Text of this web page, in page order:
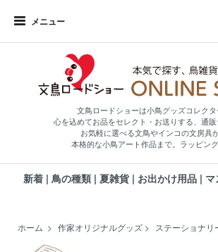
メニュー
文鳥ロードショーは小鳥グッズコレク
心を込めてお品をセレクト・お送りする、通販
お気軽に選べる文鳥やインコの文房具か
本格的な小鳥アート作品まで。ラッピング
新着 | 鳥の種類 | 夏雑貨 | お出かけ用品 | マ
ホーム > 作家オリジナルグッズ > ステーショナリ